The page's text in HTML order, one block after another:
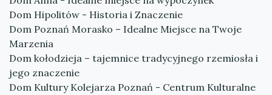
Dom Hipolitów - Historia i Znaczenie
Dom Poznań Morasko – Idealne Miejsce na Twoje
Marzenia
Dom kołodzieja – tajemnice tradycyjnego rzemiosła i
jego znaczenie
Dom Kultury Kolejarza Poznań - Centrum Kulturalne